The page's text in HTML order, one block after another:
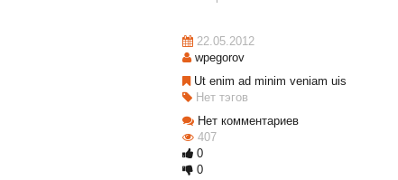
22.05.2012
wpegorov
Ut enim ad minim veniam uis
Нет тэгов
Нет комментариев
407
0
0